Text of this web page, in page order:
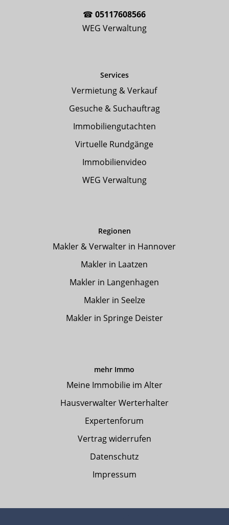
☎05117608566
WEG Verwaltung
Services
Vermietung & Verkauf
Gesuche & Suchauftrag
Immobiliengutachten
Virtuelle Rundgänge
Immobilienvideo
WEG Verwaltung
Regionen
Makler & Verwalter in Hannover
Makler in Laatzen
Makler in Langenhagen
Makler in Seelze
Makler in Springe Deister
mehr Immo
Meine Immobilie im Alter
Hausverwalter Werterhalter
Expertenforum
Vertrag widerrufen
Datenschutz
Impressum